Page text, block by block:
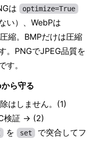
は optimize=True
い）、WebPは
縮。BMPだけは圧縮
。PNGでJPEG品質を
す。
ら守る
はしません。(1)
検証 → (2)
を set
で突合してフ